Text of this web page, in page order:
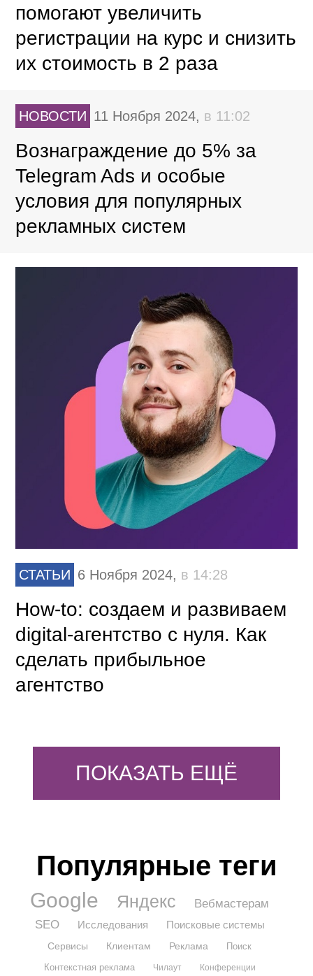
помогают увеличить
регистрации на курс и снизить
их стоимость в 2 раза
НОВОСТИ 11 Ноября 2024, в 11:02
Вознаграждение до 5% за
Telegram Ads и особые
условия для популярных
рекламных систем
СТАТЬИ 6 Ноября 2024, в 14:28
How-to: cоздаем и развиваем
digital-агентство с нуля. Как
сделать прибыльное
агентство
ПОКАЗАТЬ ЕЩЁ
Популярные теги
Google Яндекс
Вебмастерам
SEO
Исследования Поисковые системы
Сервисы Клиентам Реклама
Поиск
Контекстная реклама
Чилаут Конференции